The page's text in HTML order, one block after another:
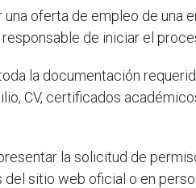
oferta de empleo de una
de iniciar el
la documentación
CV, certificados
la solicitud de
sitio web oficial o en